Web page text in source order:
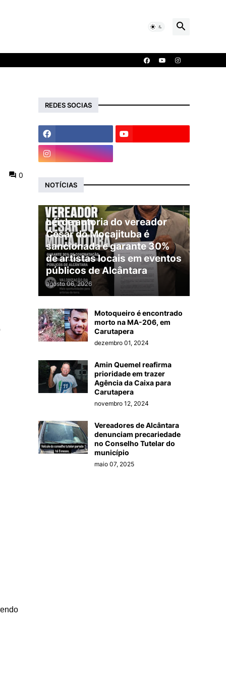
0
REDES SOCIAS
NOTÍCIAS
Lei de autoria do vereador
César do Mocajituba é
sancionada e garante 30%
de artistas locais em eventos
públicos de Alcântara
agosto 06, 2026
Motoqueiro é encontrado
morto na MA-206, em
Carutapera
dezembro 01, 2024
Amin Quemel reafirma
prioridade em trazer
Agência da Caixa para
Carutapera
novembro 12, 2024
Vereadores de Alcântara
denunciam precariedade
no Conselho Tutelar do
município
maio 07, 2025